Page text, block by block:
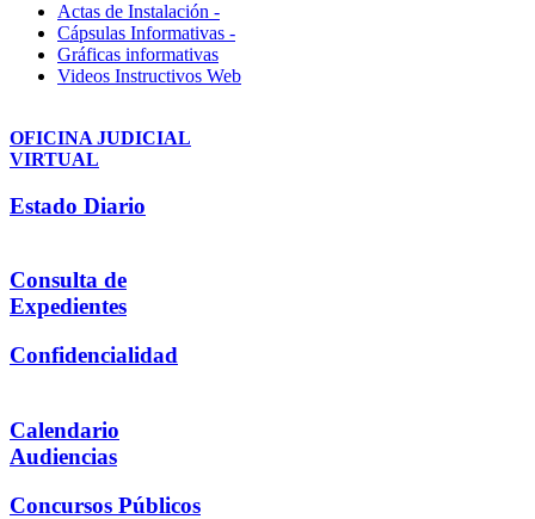
Actas de Instalación -
Cápsulas Informativas -
Gráficas informativas
Videos Instructivos Web
OFICINA JUDICIAL
VIRTUAL
Estado Diario
Consulta de
Expedientes
Confidencialidad
Calendario
Audiencias
Concursos Públicos